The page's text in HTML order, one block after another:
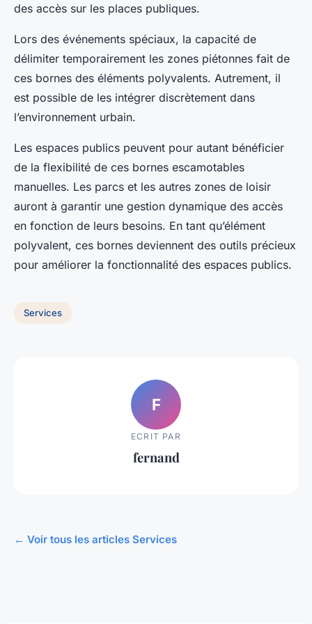
des accès sur les places publiques.
Lors des événements spéciaux, la capacité de
délimiter temporairement les zones piétonnes fait de
ces bornes des éléments polyvalents. Autrement, il
est possible de les intégrer discrètement dans
l’environnement urbain.
Les espaces publics peuvent pour autant bénéficier
de la flexibilité de ces bornes escamotables
manuelles. Les parcs et les autres zones de loisir
auront à garantir une gestion dynamique des accès
en fonction de leurs besoins. En tant qu’élément
polyvalent, ces bornes deviennent des outils précieux
pour améliorer la fonctionnalité des espaces publics.
Services
F
ECRIT PAR
fernand
← Voir tous les articles Services